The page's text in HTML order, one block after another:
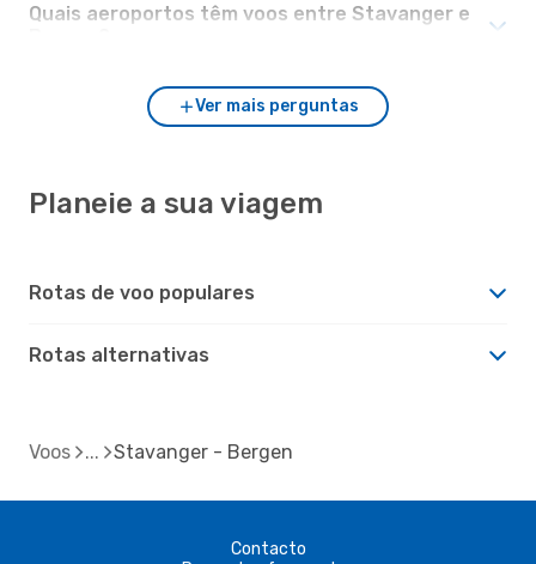
Quais aeroportos têm voos entre Stavanger e
Ver mais perguntas
Planeie a sua viagem
Rotas de voo populares
Rotas alternativas
Voos Stavanger - Bergen
Contacto